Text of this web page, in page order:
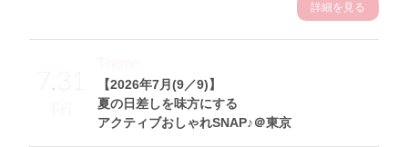
詳細を見る
7.31
Fri
【2026年7月(9／9)】
夏の日差しを味方にする
アクティブおしゃれSNAP♪＠東京
Theme